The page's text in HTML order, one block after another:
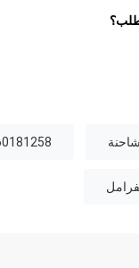
60181258 غرفة الفرامل الهوائية مكسورة